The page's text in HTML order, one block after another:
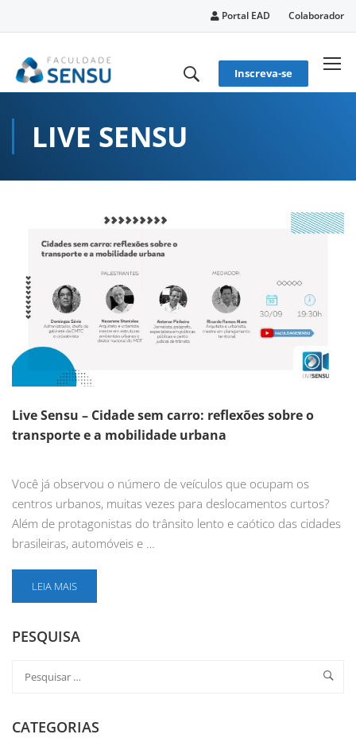
Portal EAD Colaborador
Inscreva-se
LIVE SENSU
Live Sensu – Cidade sem carro: reflexões sobre o
transporte e a mobilidade urbana
Você já observou o número de veículos que ocupam os
centros urbanos, muitas vezes para deslocamentos curtos?
Além de protagonistas do trânsito lento e caótico das cidades
brasileiras, automóveis e …
LEIA MAIS
PESQUISA
CATEGORIAS